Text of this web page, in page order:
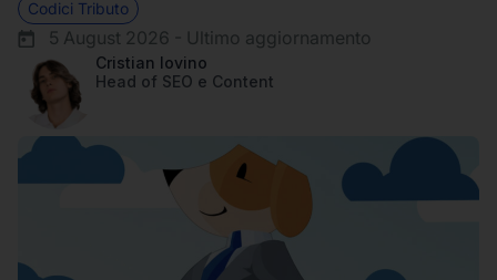
Codici Tributo
5 August 2026 - Ultimo aggiornamento
Cristian Iovino
Head of SEO e Content